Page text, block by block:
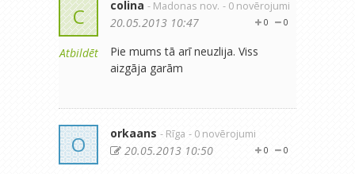
C
Atbildēt
colina - Madonas nov. - 0 novērojumi
0
0
20.05.2013 10:47
Pie mums tā arī neuzlija. Viss
aizgāja garām
O orkaans - Rīga - 0 novērojumi
0
0
20.05.2013 10:50